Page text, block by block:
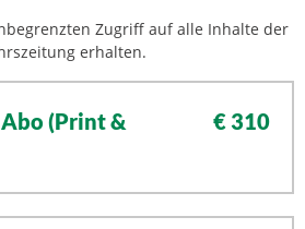
Zugriff auf alle Inhalte der
erhalten.
(Print &
€ 310